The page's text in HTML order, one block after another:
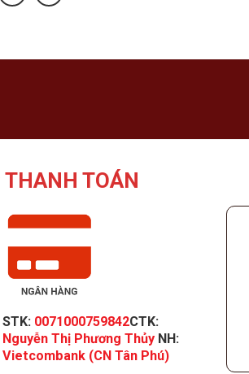
TOÁN
STK: 0071000759842CTK:
Nguyễn Thị Phương Thủy NH:
Vietcombank (CN Tân Phú)